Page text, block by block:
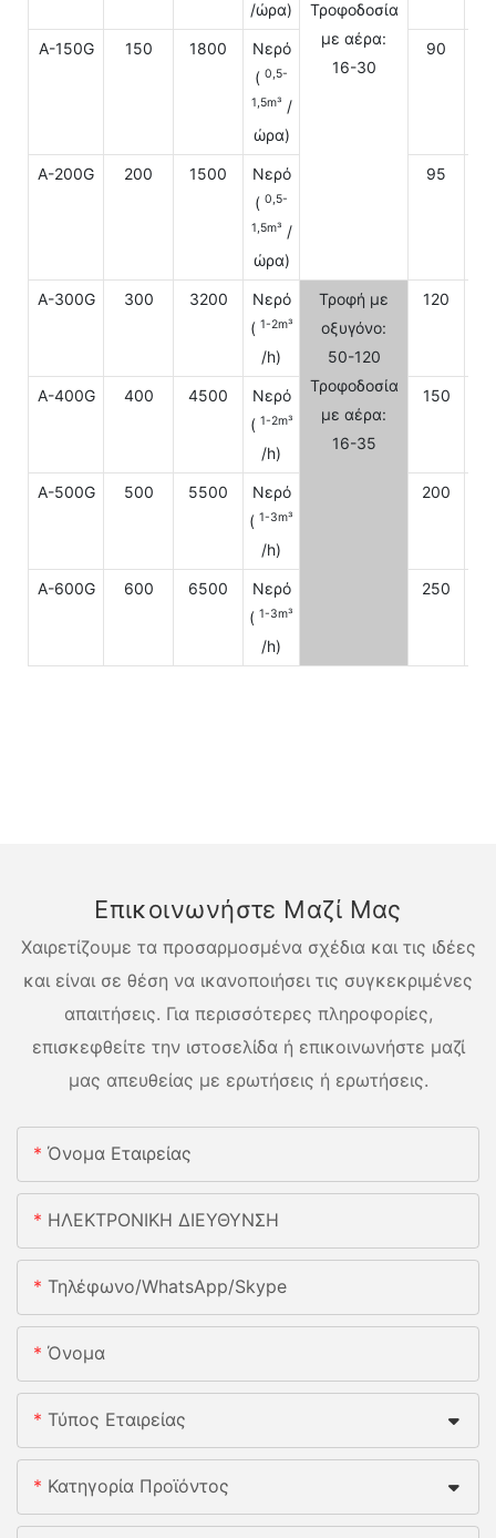
/ώρα)
Τροφοδοσία
με αέρα:
16-30
A-150G 150 1800
Νερό
( 0,5-
1,5m³ /
ώρα)
90
A-200G 200 1500
Νερό
( 0,5-
1,5m³ /
ώρα)
95
A-300G 300 3200
Νερό
( 1-2m³
/h)
Τροφή με
οξυγόνο:
50-120
Τροφοδοσία
με αέρα:
16-35
120
A-400G 400 4500
Νερό
( 1-2m³
/h)
150
A-500G 500 5500
Νερό
( 1-3m³
/h)
200
A-600G 600 6500
Νερό
( 1-3m³
/h)
250
Επικοινωνήστε Μαζί Μας
Χαιρετίζουμε τα προσαρμοσμένα σχέδια και τις ιδέες
και είναι σε θέση να ικανοποιήσει τις συγκεκριμένες
απαιτήσεις. Για περισσότερες πληροφορίες,
επισκεφθείτε την ιστοσελίδα ή επικοινωνήστε μαζί
μας απευθείας με ερωτήσεις ή ερωτήσεις.
Όνομα Εταιρείας
ΗΛΕΚΤΡΟΝΙΚΗ ΔΙΕΥΘΥΝΣΗ
Τηλέφωνο/whatsApp/skype
Όνομα
Τύπος Εταιρείας
Κατηγορία Προϊόντος